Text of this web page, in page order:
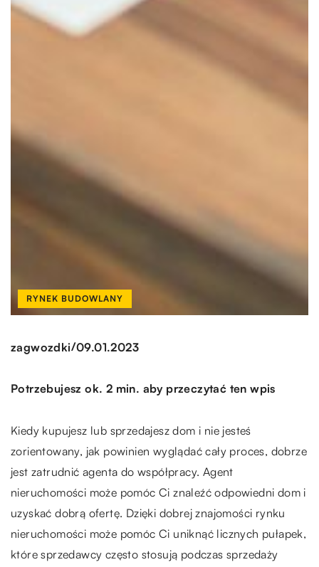
RYNEK BUDOWLANY
zagwozdki/09.01.2023
Potrzebujesz ok. 2 min. aby przeczytać ten wpis
Kiedy kupujesz lub sprzedajesz dom i nie jesteś
zorientowany, jak powinien wyglądać cały proces, dobrze
jest zatrudnić agenta do współpracy. Agent
nieruchomości może pomóc Ci znaleźć odpowiedni dom i
uzyskać dobrą ofertę. Dzięki dobrej znajomości rynku
nieruchomości może pomóc Ci uniknąć licznych pułapek,
które sprzedawcy często stosują podczas sprzedaży